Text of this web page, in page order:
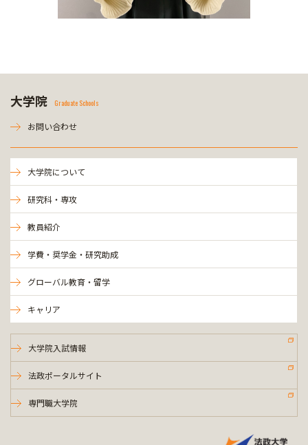
大学院 Graduate Schools
お問い合わせ
大学院について
研究科・専攻
教員紹介
学費・奨学金・研究助成
グローバル教育・留学
キャリア
大学院入試情報
法政ポータルサイト
専門職大学院